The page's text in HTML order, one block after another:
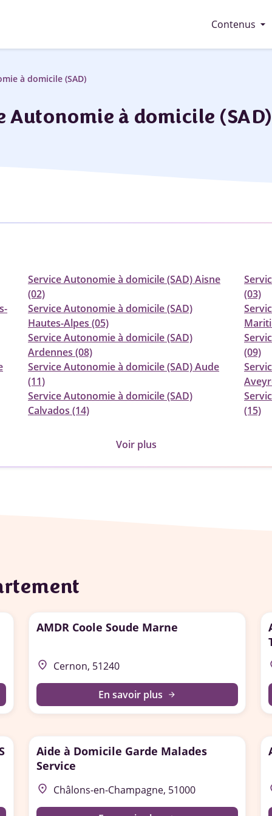
Contenus arrow_drop_down
à domicile (SAD)
Autonomie à domicile
Service Autonomie à domicile (SAD) Aisne
(02)
(03)
Service Autonomie à domicile (SAD)
Hautes-Alpes (05)
Service Autonomie à domicile (SAD)
Ardennes (08)
(09)
Service Autonomie à domicile (SAD) Aude
(11)
Service Autonomie à domicile (SAD)
Calvados (14)
(15)
Voir plus
AMDR Coole Soude Marne
place Cernon, 51240
En savoir plus arrow_forward
Aide à Domicile Garde Malades
Service
place Châlons-en-Champagne, 51000